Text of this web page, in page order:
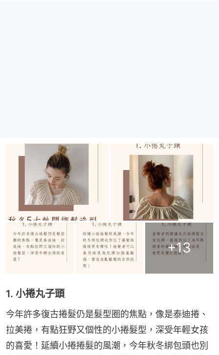
+13
1. 小捲丸子頭
今年許多復古捲髮仍是髮型圈的焦點，像是泰迪捲、
拉美捲，有點狂野又個性的小捲髮型，深受年輕女孩
的喜愛！延續小捲捲髮的風潮，今年秋冬綁包頭也別